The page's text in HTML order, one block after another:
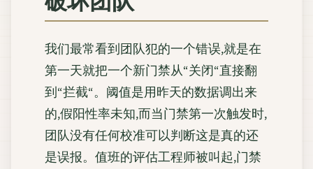
我们最常看到团队犯的一个错误,就是在
第一天就把一个新门禁从“关闭“直接翻
到“拦截“。阈值是用昨天的数据调出来
的,假阳性率未知,而当门禁第一次触发时,
团队没有任何校准可以判断这是真的还
是误报。值班的评估工程师被叫起,门禁